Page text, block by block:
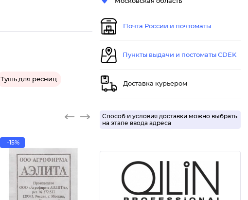
Тушь для ресниц
-15%
Московская область
Почта России и почтоматы
Пункты выдачи и постоматы CDEK
Доставка курьером
Способ и условия доставки можно выбрать
на этапе ввода адреса